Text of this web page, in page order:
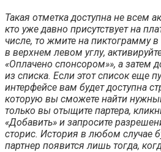
Такая отметка доступна не всем
кто уже давно присутствует на
числе, то жмите на пиктограмму
в верхнем левом углу,
«Оплачено спонсором»», а затем
из списка. Если этот список еще
интерфейсе вам будет доступна
которую вы сможете найти
только вы отыщите партера,
«Добавить» и запросите
сторис. История в любом случае
партнер появится лишь тогда,